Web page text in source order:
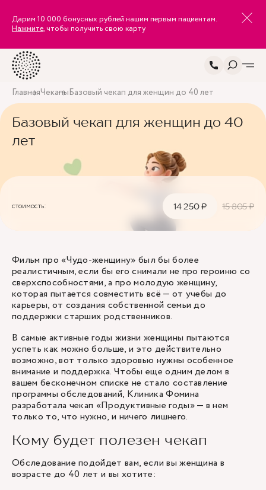
Дарим 10 000 бонусных рублей нашим первым пациентам.
Нажмите, чтобы получить свою карту
ГлавнаяЧекапыБазовый чекап для женщин до 40 лет
Базовый чекап для женщин до 40
лет
стоимость: 14 250 ₽ 15 805 ₽
Фильм про «Чудо-женщину» был бы более
реалистичным, если бы его снимали не про героиню со
сверхспособностями, а про молодую женщину,
которая пытается совместить всё — от учебы до
карьеры, от создания собственной семьи до
поддержки старших родственников.
В самые активные годы жизни женщины пытаются
успеть как можно больше, и это действительно
возможно, вот только здоровью нужны особенное
внимание и поддержка. Чтобы еще одним делом в
вашем бесконечном списке не стало составление
программы обследований, Клиника Фомина
разработала чекап «Продуктивные годы» — в нем
только то, что нужно, и ничего лишнего.
Кому будет полезен чекап
Обследование подойдет вам, если вы женщина в
возрасте до 40 лет и вы хотите: